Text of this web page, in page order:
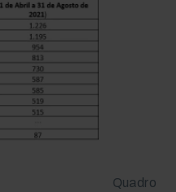
Quadro